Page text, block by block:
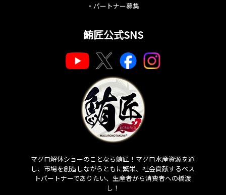
・ パートナー募集
鮪匠公式SNS
マグロ解体ショーのことなら鮪匠！マグロ水産資源を通
し、市場を創造しながらともに繁栄、社会貢献するベス
トパートナーでありたい、生産者から消費者への橋渡
し！